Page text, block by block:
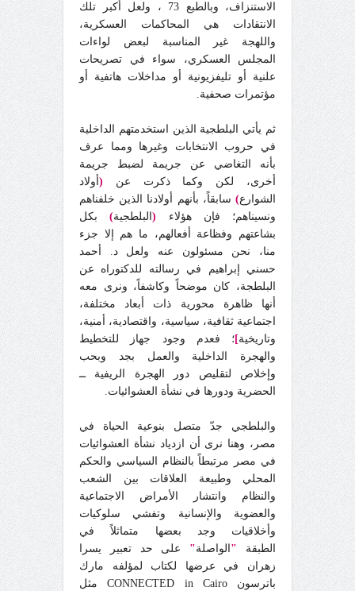
الاستنزاف، وبالطبع 73 ، ولعل أكبر تلك
الانتقادات هي المحاكمات العسكرية،
واللهجة غير المناسبة لبعض لواءات
المجلس العسكري، سواء في تصريحات
علنية أو تليفزيونية أو مداخلات هاتفية أو
مؤتمرات صحفية.
ثم يأتي البلطجية الذين استخدمتهم الداخلية
في حروب الانتخابات وغيرها ومما عرف
بأنه التغاضي عن جريمة لضبط جريمة
أخرى، لكن وكما ذكرت عن ( أولاد
الشوارع) سابقاً، بأنهم أولادنا الذين خلفناهم
ونسيناهم؛ فإن هؤلاء (البلطجية)بكل
بشاعتهم وفظاعة أفعالهم، ما هم إلا جزء
منا، نحن مسئولون عنه ولعل د. أحمد
حسني إبراهيم في رسالته للدكتوراه عن
البلطجة، كان موضحاً وكاشفاً، ونرى معه
أنها ظاهرة محورية ذات أبعاد مختلفة،
اجتماعية ثقافية، سياسية، واقتصادية، أمنية،
وتاريخية]؛ فعدم وجود جهاز للتخطيط
والهجرة الداخلية والعمل بجد وبحب
وإخلاص لتقليص دور الهجرة الريفية ــ
الحضرية ودورها في نشأة العشوائيات.
والبلطجي جدّ متصل بنوعية الحياة في
مصر، وهنا نرى أن ازدياد نشأة العشوائيات
في مصر مرتبطاً بالنظام السياسي والحكم
المحلي وطبيعة العلاقات بين الشعب
والنظام وانتشار الأمراض الاجتماعية
والعضوية والإنسانية وتفشي سلوكيات
وأخلاقيات وجد بعضها متماثلاً في
الطبقة " الواصلة" على حد تعبير يسرا
زهران في عرضها لكتاب لمؤلفه مارك
باترسون CONNECTED in Cairo مثل